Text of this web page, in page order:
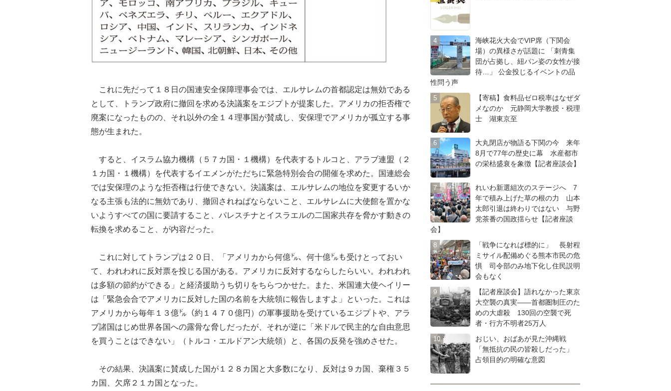
これに先だって１８日の国連安全保障理事会では、エルサレムの首都認定は無効である
として、トランプ政府に撤回を求める決議案をエジプトが提案した。アメリカの拒否権で
廃案になったものの、それ以外の全１４理事国が賛成し、安保理でアメリカが孤立する事
態が生まれた。
すると、イスラム協力機構（５７カ国・１機構）を代表するトルコと、アラブ連盟（２
１カ国・１機構）を代表するイエメンがただちに緊急特別会合の開催を求めた。国連総会
では安保理のような拒否権は行使できない。決議案は、エルサレムの地位を変更するいか
なる主張も法的に無効であり、撤回されねばならないこと、エルサレムに大使館を置かな
いようすべての国に要請すること、パレスチナとイスラエルの二国家共存を脅かす動きの
転換を求めること、が内容だった。
これに対してトランプは２０日、「アメリカから何億㌦、何十億㌦も受けとっておい
て、われわれに反対票を投じる国がある。アメリカに反対するならしたらいい。われわれ
は多額の節約ができる」と経済援助うち切りをちらつかせた。また、米国連大使ヘイリー
は「緊急会合でアメリカに反対した国の名前を大統領に報告しますよ」といった。これは
アメリカから毎年１３億㌦（約１４７０億円）の軍事援助を受けているエジプトや、アラ
ブ諸国はじめ世界各国への露骨な脅しだったが、それが逆に「米ドルで民主的な自由意思
を買うことはできない」（トルコ・エルドアン大統領）と、各国の反発を強めさせた。
その結果、決議案に賛成した国が１２８カ国と大多数になり、反対は９カ国、棄権３５
カ国、欠席２１カ国となった。
海峡花火大会でVIP席（下関会
場）の異様さが話題に 「刺青集
団が占拠し、紐パン姿の女性が接
待…」 公金投じるイベントの品
性問う声
【寄稿】食料品ゼロ税率はなぜダ
メなのか 元静岡大学教授・税理
士 湖東京至
大丸閉店が物語る下関の今 来年
8月で77年の歴史に幕 水産都市
の栄枯盛衰を象徴【記者座談会】
れいわ新選組次のステージへ 7
年で積み上げた草の根の力 山本
太郎引退は終わりではない 与野
党茶番の国政揺らせ【記者座談
会】
「戦争になれば標的に」 長射程
ミサイル配備めぐる熊本市民の危
惧 司令部のみ地下化し住民説明
会もなく
【記者座談会】語れなかった東京
大空襲の真実――首都圏制圧のた
めの大虐殺 130回の空襲で死
者・行方不明者25万人
おじい、おばあが見た沖縄戦
「無抵抗の民の皆殺しだった」
占領目的の明確な意図